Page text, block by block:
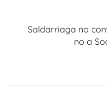
Saldarriaga no
no a